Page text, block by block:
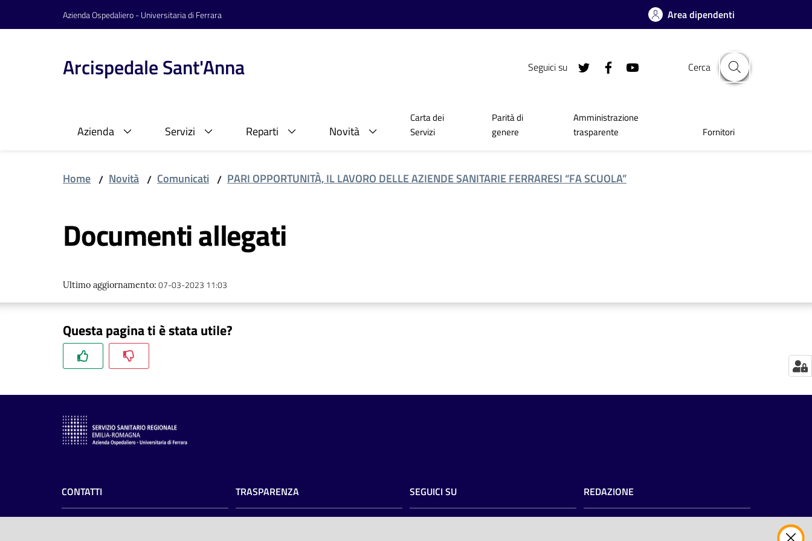
Vai al contenuto
Vai alla navigazioneAzienda Ospedaliero - Universitaria di Ferrara Area dipendenti
Arcispedale Sant'Anna Seguici su Cerca
Azienda Servizi Reparti Novità
Carta dei
Servizi
Parità di
genere
Amministrazione
trasparente
Fornitori
Home / Novità / Comunicati / PARI OPPORTUNITÀ, IL LAVORO DELLE AZIENDE SANITARIE FERRARESI “FA SCUOLA”
Documenti allegati
Ultimo aggiornamento: 07-03-2023 11:03
Questa pagina ti è stata utile?
CONTATTI TRASPARENZA SEGUICI SU REDAZIONE